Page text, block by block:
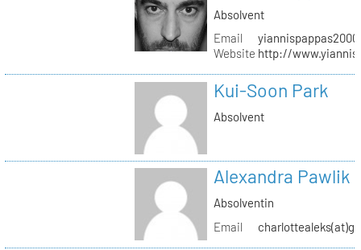
Absolvent
Email
Website http://
Kui-Soon Park
Absolvent
Alexandra Pawlik
Absolventin
Email